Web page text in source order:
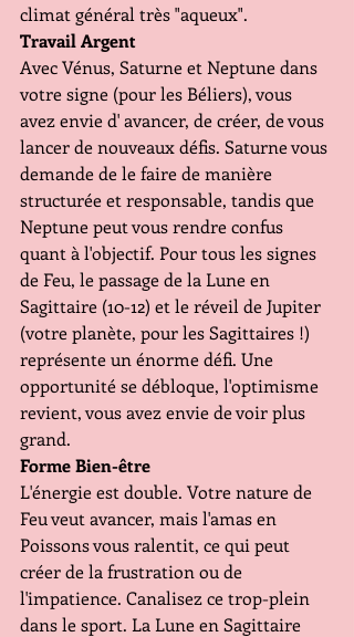
climat général très "aqueux".
Travail Argent
Avec Vénus, Saturne et Neptune dans
votre signe (pour les Béliers), vous
avez envie d' avancer, de créer, de vous
lancer de nouveaux défis. Saturne vous
demande de le faire de manière
structurée et responsable, tandis que
Neptune peut vous rendre confus
quant à l'objectif. Pour tous les signes
de Feu, le passage de la Lune en
Sagittaire (10-12) et le réveil de Jupiter
(votre planète, pour les Sagittaires !)
représente un énorme défi. Une
opportunité se débloque, l'optimisme
revient, vous avez envie de voir plus
grand.
Forme Bien-être
L'énergie est double. Votre nature de
Feu veut avancer, mais l'amas en
Poissons vous ralentit, ce qui peut
créer de la frustration ou de
l'impatience. Canalisez ce trop-plein
dans le sport. La Lune en Sagittaire